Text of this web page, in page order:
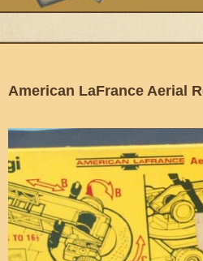
American LaFrance Aerial